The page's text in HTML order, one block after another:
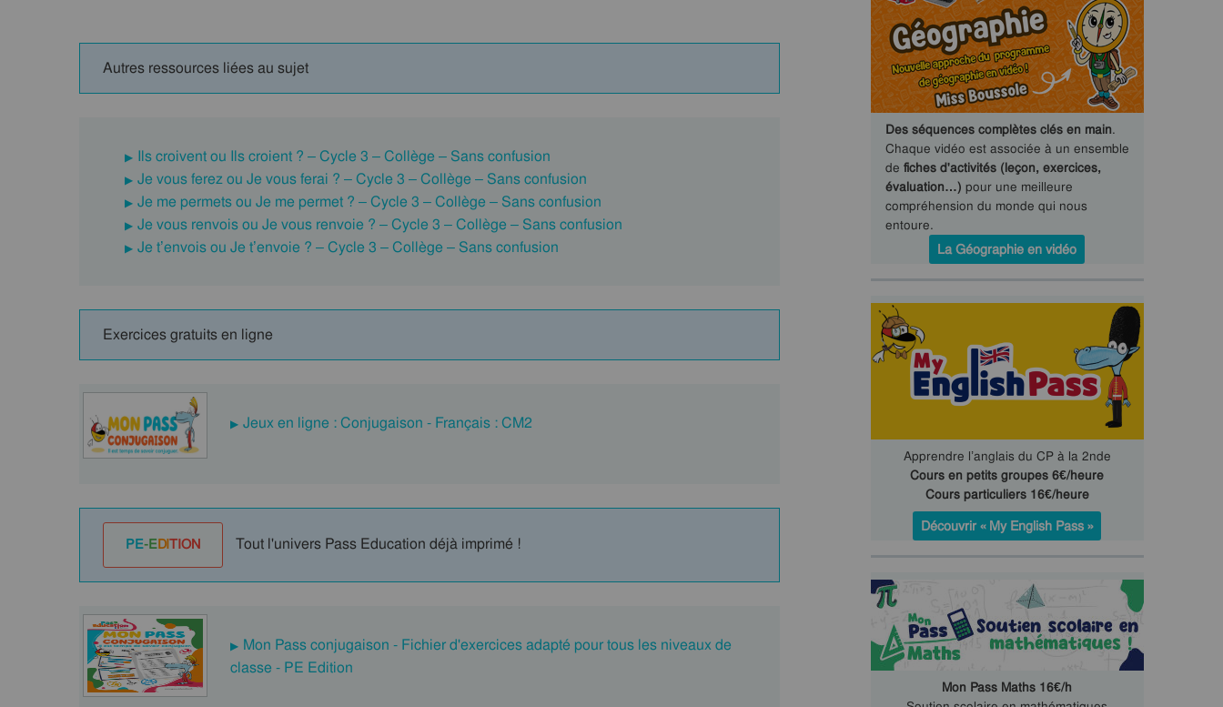
Autres ressources liées au sujet
Ils croivent ou Ils croient ? – Cycle 3 – Collège – Sans confusion
Je vous ferez ou Je vous ferai ? – Cycle 3 – Collège – Sans confusion
Je me permets ou Je me permet ? – Cycle 3 – Collège – Sans confusion
Je vous renvois ou Je vous renvoie ? – Cycle 3 – Collège – Sans confusion
Je t’envois ou Je t’envoie ? – Cycle 3 – Collège – Sans confusion
Exercices gratuits en ligne
Jeux en ligne : Conjugaison - Français : CM2
PE-EDITION Tout l'univers Pass Education déjà imprimé !
Mon Pass conjugaison - Fichier d'exercices adapté pour tous les niveaux de
classe - PE Edition
Des séquences complètes clés en main.
Chaque vidéo est associée à un ensemble
de fiches d'activités (leçon, exercices,
évaluation…) pour une meilleure
compréhension du monde qui nous
entoure.
La Géographie en vidéo
Apprendre l’anglais du CP à la 2nde
Cours en petits groupes 6€/heure
Cours particuliers 16€/heure
Découvrir « My English Pass »
Mon Pass Maths 16€/h